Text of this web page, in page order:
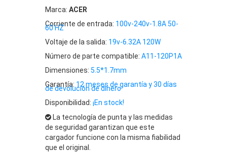
Marca: ACER
Corriente de entrada: 100v-240v-1.8A 50-
60 HZ
Voltaje de la salida: 19v-6.32A 120W
Número de parte compatible: A11-120P1A
Dimensiones: 5.5*1.7mm
Garantía: 12 meses de garantía y 30 días
de devolución de dinero
Disponibilidad: ¡En stock!
La tecnología de punta y las medidas
de seguridad garantizan que este
cargador funcione con la misma fiabilidad
que el original.